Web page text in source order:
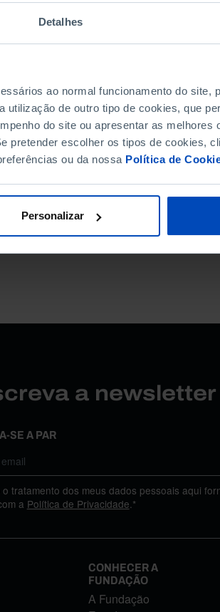
Detalhes
ao normal funcionamento do site,
de outro tipo de cookies, que
do site ou apresentar as melhores
pretender escolher os tipos de cookies,
ou da nossa Política de
Personalizar
a
SE A PAR
tratamento dos meus dados pessoais aqui
a Política de Privacidade.*
CONHECER A
FUNDAÇÃO
A Fundação